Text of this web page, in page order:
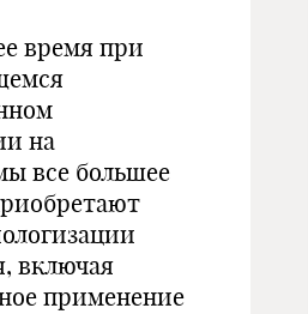
время при
на
все большее
включая
применение